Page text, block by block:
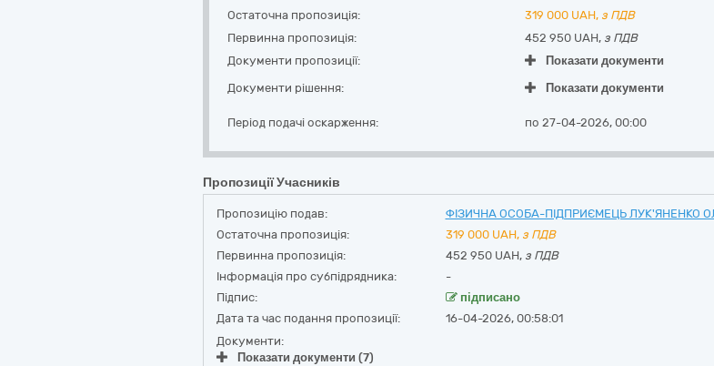
Остаточна пропозиція:
319 000 UAH, з ПДВ
Первинна пропозиція:
452 950 UAH, з ПДВ
Документи пропозиції:
Показати документи
Документи рішення:
Показати документи
Період подачі оскарження: по 27-04-2026, 00:00
Пропозиції Учасників
Пропозицію подав: ФІЗИЧНА ОСОБА-ПІДПРИЄМЕЦЬ ЛУК'ЯНЕНКО
Остаточна пропозиція:
319 000 UAH, з ПДВ
Первинна пропозиція:
452 950 UAH, з ПДВ
Інформація про субпідрядника:
-
Підпис:
підписано
Дата та час подання пропозиції:
16-04-2026, 00:58:01
Документи:
Показати документи (7)